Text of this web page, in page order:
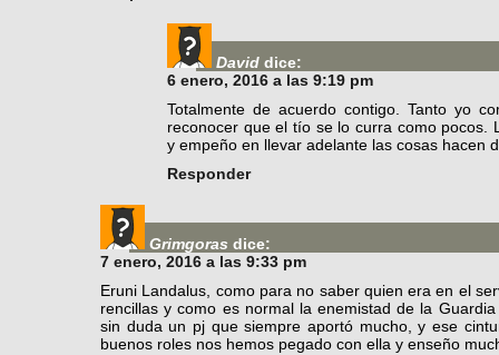
David dice:
6 enero, 2016 a las 9:19 pm
Totalmente de acuerdo contigo. Tanto yo
reconocer que el tío se lo curra como pocos.
y empeño en llevar adelante las cosas hacen
Responder
Grimgoras dice:
7 enero, 2016 a las 9:33 pm
Eruni Landalus, como para no saber quien era en el
rencillas y como es normal la enemistad de la
sin duda un pj que siempre aportó mucho, y ese
buenos roles nos hemos pegado con ella y enseño